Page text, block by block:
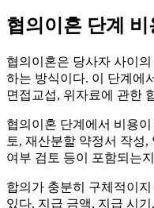
협의이혼 단계 비
협의이혼은 당사자 사이
하는 방식이다. 이 단계에
면접교섭, 위자료에 관한
협의이혼 단계에서 비용
토, 재산분할 약정서 작성
여부 검토 등이 포함되는
합의가 충분히 구체적이
있다. 지급 금액, 지급 시